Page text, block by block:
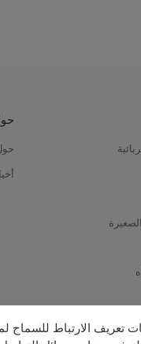
تعريف الارتباط للسماح